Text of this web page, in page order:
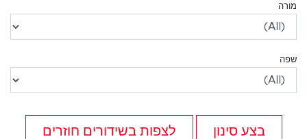
מורה
שפה
בצע סינון לצפות בשידורים חוזרים